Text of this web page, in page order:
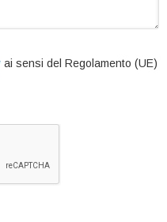
ai sensi del Regolamento (UE)